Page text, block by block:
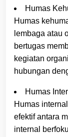
Humas
Humas
lembaga atau
bertugas
kegiatan
hubungan
Humas
Humas
efektif antara
internal